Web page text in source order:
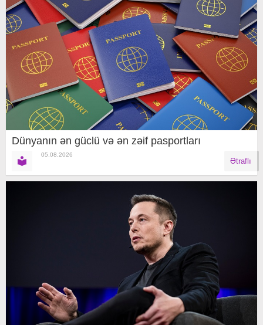
Dünyanın ən güclü və ən zəif pasportları
05.08.2026
Ətraflı